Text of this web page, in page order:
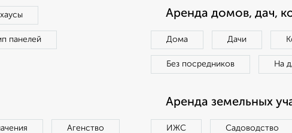
панелей
Аренда домов, дач,
Дома Дачи
Без посредников На
Агенство
Аренда земельных
ИЖС Садоводство